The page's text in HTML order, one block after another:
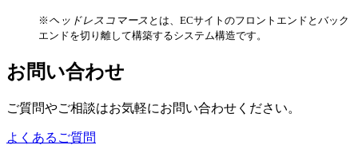
※ ヘッドレスコマース とは、ECサイトのフロントエンドとバック
エンドを切り離して構築するシステム構造です。
お問い合わせ
ご質問やご相談はお気軽にお問い合わせください。
よくあるご質問